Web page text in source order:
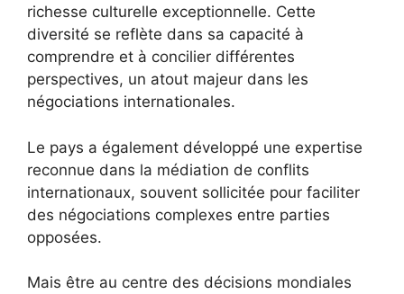
richesse culturelle exceptionnelle. Cette
diversité se reflète dans sa capacité à
comprendre et à concilier différentes
perspectives, un atout majeur dans les
négociations internationales.
Le pays a également développé une expertise
reconnue dans la médiation de conflits
internationaux, souvent sollicitée pour faciliter
des négociations complexes entre parties
opposées.
Mais être au centre des décisions mondiales